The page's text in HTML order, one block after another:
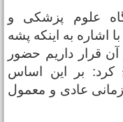
علوم پزشکی و
به اینکه پشه
قرار داریم حضور
بر این اساس
عادی و معمول